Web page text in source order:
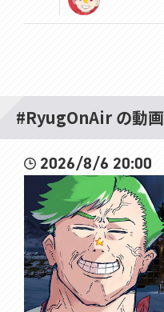
#RyugOnAir の動画
2026/8/6 20:00